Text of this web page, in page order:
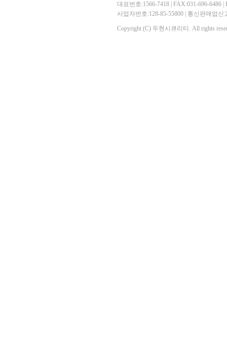
대표번호:1566-7418 | FAX:031-696-6486 |
사업자번호:128-85-55800 | 통신판매업
Copyright (C) 두현시큐리티. All rights